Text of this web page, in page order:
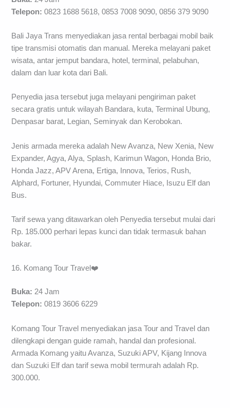
Telepon: 0823 1688 5618, 0853 7008 9090, 0856 379 9090
Bali Jaya Trans menyediakan jasa rental berbagai mobil baik
tipe transmisi otomatis dan manual. Mereka melayani paket
wisata, antar jemput bandara, hotel, terminal, pelabuhan,
dalam dan luar kota dari Bali.
Penyedia jasa tersebut juga melayani pengiriman paket
secara gratis untuk wilayah Bandara, kuta, Terminal Ubung,
Denpasar barat, Legian, Seminyak dan Kerobokan.
Jenis armada mereka adalah New Avanza, New Xenia, New
Expander, Agya, Alya, Splash, Karimun Wagon, Honda Brio,
Honda Jazz, APV Arena, Ertiga, Innova, Terios, Rush,
Alphard, Fortuner, Hyundai, Commuter Hiace, Isuzu Elf dan
Bus.
Tarif sewa yang ditawarkan oleh Penyedia tersebut mulai dari
Rp. 185.000 perhari lepas kunci dan tidak termasuk bahan
bakar.
16. Komang Tour Travel❤️
Buka: 24 Jam
Telepon: 0819 3606 6229
Komang Tour Travel menyediakan jasa Tour and Travel dan
dilengkapi dengan guide ramah, handal dan profesional.
Armada Komang yaitu Avanza, Suzuki APV, Kijang Innova
dan Suzuki Elf dan tarif sewa mobil termurah adalah Rp.
300.000.